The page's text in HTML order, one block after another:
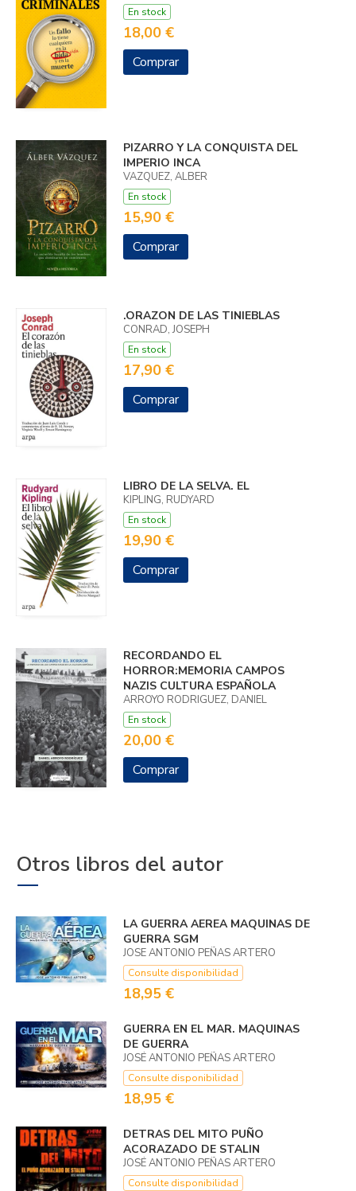
En stock
18,00 €
Comprar
PIZARRO Y LA CONQUISTA DEL
IMPERIO INCA
VAZQUEZ, ALBER
En stock
15,90 €
Comprar
.ORAZON DE LAS TINIEBLAS
CONRAD, JOSEPH
En stock
17,90 €
Comprar
LIBRO DE LA SELVA. EL
KIPLING, RUDYARD
En stock
19,90 €
Comprar
RECORDANDO EL
HORROR:MEMORIA CAMPOS
NAZIS CULTURA ESPAÑOLA
ARROYO RODRIGUEZ, DANIEL
En stock
20,00 €
Comprar
Otros libros del autor
LA GUERRA AEREA MAQUINAS DE
GUERRA SGM
JOSE ANTONIO PEÑAS ARTERO
Consulte disponibilidad
18,95 €
GUERRA EN EL MAR. MAQUINAS
DE GUERRA
JOSÉ ANTONIO PEÑAS ARTERO
Consulte disponibilidad
18,95 €
DETRAS DEL MITO PUÑO
ACORAZADO DE STALIN
JOSÉ ANTONIO PEÑAS ARTERO
Consulte disponibilidad